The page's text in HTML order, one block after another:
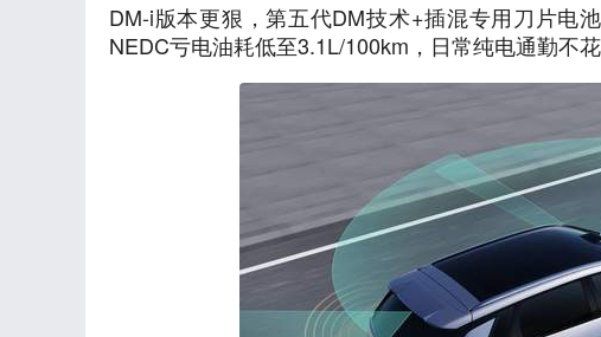
DM-i版本更狠，第五代DM技术+插混专用刀片电
NEDC亏电油耗低至3.1L/100km，日常纯电通勤不